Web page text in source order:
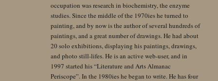
occupation was research in biochemistry, the enzyme
studies. Since the middle of the 1970ies he turned to
painting, and by now is the author of several hundreds of
paintings, and a great number of drawings. He had about
20 solo exhibitions, displaying his paintings, drawings,
and photo still-lifes. He is an active web-user, and in
1997 started his “Literature and Arts Almanac
Periscope”. In the 1980ies he began to write. He has four